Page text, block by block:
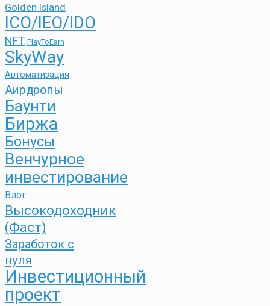
Golden Island
ICO/IEO/IDO
NFT PlayToEarn
SkyWay
Автоматизация
Аирдропы
Баунти
Биржа
Бонусы
Венчурное
инвестирование
Влог
Высокодоходник
(Фаст)
Заработок с
нуля
Инвестиционный
проект